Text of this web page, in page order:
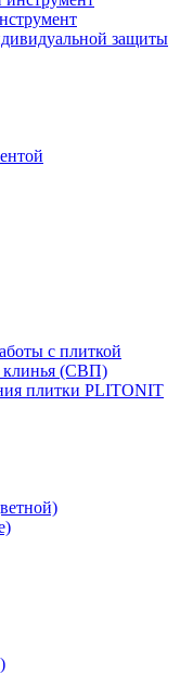
защиты
с плиткой
клинья (СВП)
плитки PLITONIT